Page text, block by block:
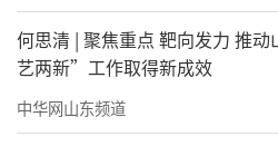
何思清 | 聚焦重点 靶向发力 推
艺两新”工作取得新成效
中华网山东频道